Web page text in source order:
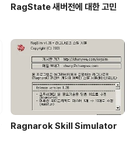
RagState 새버전에 대한 고민
Ragnarok Skill Simulator